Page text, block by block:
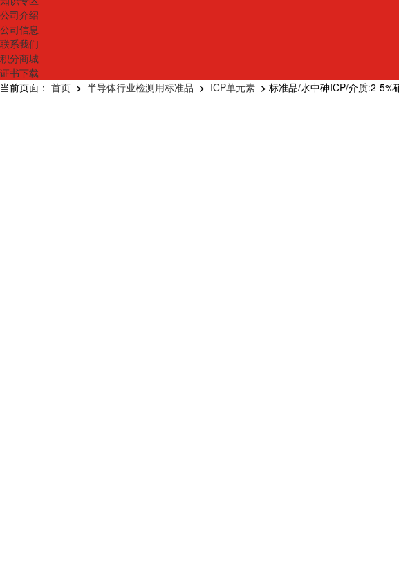
公司介绍
公司信息
联系我们
积分商城
证书下载
当前页面： 首页 > 半导体行业检测用标准品 > ICP单元素 > 标准品/水中砷ICP/介质:2-5%